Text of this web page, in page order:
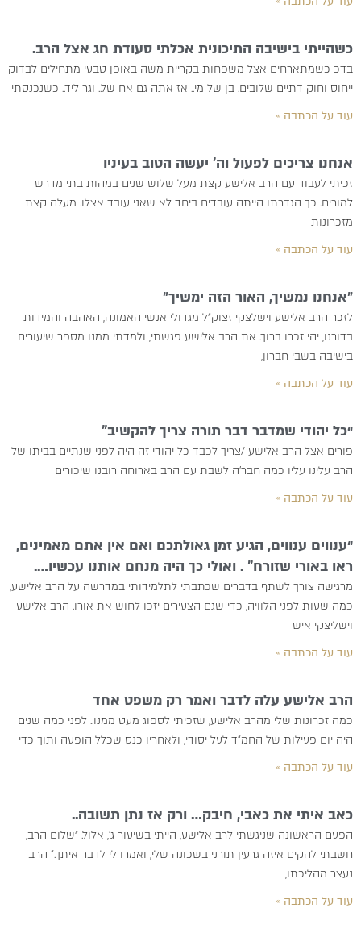
כשהייתי בישיבה התיכונית אכלתי סעודת חג אצל הרב.
בדכ כשמתארחים אצל משפחות בקריית משה באופן טבעי מתחילים לבדוק
ייחוס וחוק דתיים שלובים. בן של מי.. אז אתה גם אח של.. וגר ליד.. כשנכנסתי
עוד על הכתבה »
אנחנו צריכים לפעול וה’ יעשה הטוב בעיניו
זכיתי לעבוד עם הרב אלישע קצת מעל שלוש שנים במהות בתי מדרש
למורים. כך הגדרתו הייתה עובדים ביחד לא שאני עובד אצלו. מעלה קצת
מזכרונות
עוד על הכתבה »
״אנחנו נמשיך, האור הזה ימשיך״
לזכר הרב אלישע וישלצקי זצוק״ל מגדולי אנשי האמונה, האהבה והמידות
בדורנו, יהי זכרו ברוך. את הרב אלישע פגשתי, ולמדתי ממנו מספר שיעורים
בישיבה בשבי חברון,
עוד על הכתבה »
“כל יהודי שמדבר דבר תורה צריך להקשיב”
פורים אצל הרב אלישע /צריך לכבד כל יהודי זה היה לפני שנתיים בביתו של
הרב עלינו עליו כמה חבר’ה לשבת עם הרב בארוחה רובנו שיכורים
עוד על הכתבה »
“ענווים ענווים, הגיע זמן גאולתכם ואם אין אתם מאמינים,
ראו באורי שזורח” . ואולי כך היה מנחם אותנו עכשיו….
מרגישה צורך לשתף בדברים שכתבתי לתלמידותי במדרשה על הרב אלישע,
כמה שעות לפני הלוויה, כדי שגם הצעירים יזכו לחוש את אורו. הרב אלישע
וישליצקי איש
עוד על הכתבה »
הרב אלישע עלה לדבר ואמר רק משפט אחד
כמה זכרונות שלי מהרב אלישע, שזכיתי לספוג מעט ממנו.. לפני כמה שנים
היה יום פעילות של החמ”ד לעל יסודי, ולאחריו כנס שכלל הופעה ותוך כדי
עוד על הכתבה »
כאב איתי את כאבי, חיבק… ורק אז נתן תשובה..
הפעם הראשונה שניגשתי לרב אלישע, הייתי בשיעור ג’, אלול. “שלום הרב,
חשבתי להקים איזה גרעין תורני בשכונה שלי, ואמרו לי לדבר איתך.” הרב
נעצר מהליכתו,
עוד על הכתבה »